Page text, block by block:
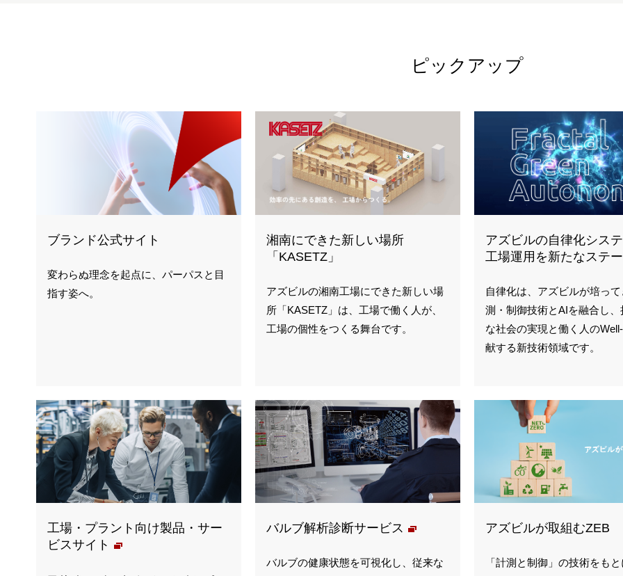
ピックアップ
ブランド公式サイト
変わらぬ理念を起点に、パーパスと目
指す姿へ。
湘南にできた新しい場所
「KASETZ」
アズビルの湘南工場にできた新しい場
所「KASETZ」は、工場で働く人が、
工場の個性をつくる舞台です。
アズビルの自律化シス
工場運用を新たなステ
自律化は、アズビルが培っ
測・制御技術とAIを融合し、
な社会の実現と働く人の
献する新技術領域です。
工場・プラント向け製品・サー
ビスサイト
バルブ解析診断サービス
バルブの健康状態を可視化し、従来な
アズビルが取組むZEB
「計測と制御」の技術をも